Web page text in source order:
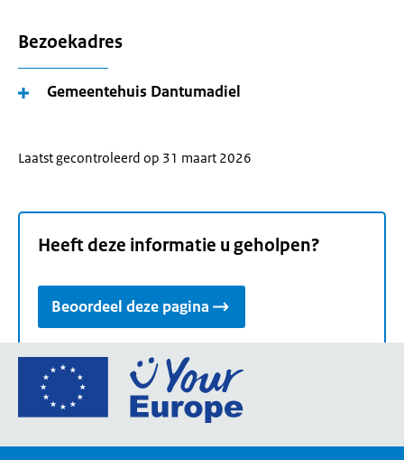
Bezoekadres
Gemeentehuis Dantumadiel
Laatst gecontroleerd op 31 maart 2026
Heeft deze informatie u geholpen?
Beoordeel deze pagina
Ga
de